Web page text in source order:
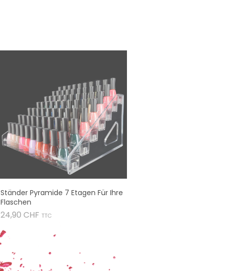
Ständer Pyramide 7 Etagen Für Ihre
Flaschen
24,90 CHF Preis
TTC